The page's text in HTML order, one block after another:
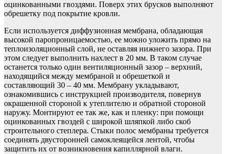
оцинкованными гвоздями. Поверх этих брусков выполняют
обрешетку под покрытие кровли.
Если используется диффузионная мембрана, обладающая
высокой паропроницаемостью, ее можно уложить прямо на
теплоизоляционный слой, не оставляя нижнего зазора. При
этом следует выполнить нахлест в 20 мм. В таком случае
останется только один вентиляционный зазор – верхний,
находящийся между мембраной и обрешеткой и
составляющий 30 – 40 мм. Мембрану укладывают,
ознакомившись с инструкцией производителя, повернув
окрашенной стороной к утеплителю и обратной стороной
наружу. Монтируют ее так же, как и пленку: при помощи
оцинкованных гвоздей с широкой шляпкой либо скоб
строительного степлера. Стыки полос мембраны требуется
соединять двусторонней самоклеящейся лентой, чтобы
защитить их от возникновения капиллярной влаги.